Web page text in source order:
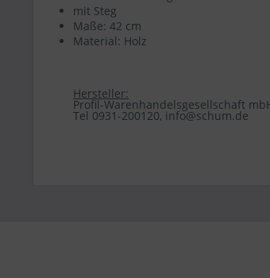
mit Steg
Maße: 42 cm
Material: Holz
Hersteller:
Profil-Warenhandelsgesellschaft
Tel 0931-200120, info@schum.de